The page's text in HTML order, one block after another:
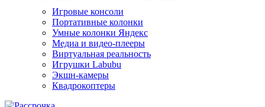
Игровые консоли
Портативные колонки
Умные колонки Яндекс
Медиа и видео-плееры
Виртуальная реальность
Игрушки Labubu
Экшн-камеры
Квадрокоптеры